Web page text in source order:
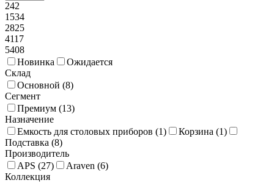
242
1534
2825
4117
5408
Новинка
Ожидается
Склад
Основной (8)
Сегмент
Премиум (13)
Назначение
Емкость для столовых приборов (1) Корзина (1)
Подставка (8)
Производитель
APS (27) Araven (6)
Коллекция